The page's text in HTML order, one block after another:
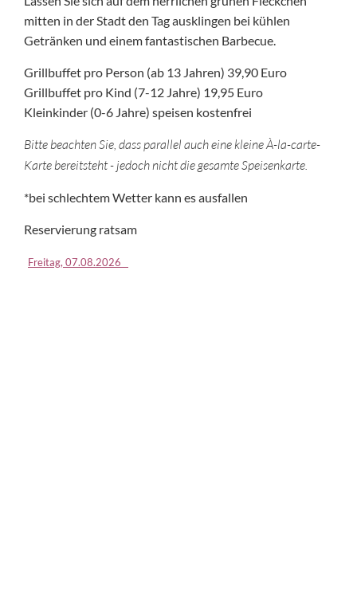
mitten in der Stadt den Tag ausklingen bei kühlen
Getränken und einem fantastischen Barbecue.
Grillbuffet pro Person (ab 13 Jahren) 39,90 Euro
Grillbuffet pro Kind (7-12 Jahre) 19,95 Euro
Kleinkinder (0-6 Jahre) speisen kostenfrei
Bitte beachten Sie, dass parallel auch eine kleine À-la-carte-
Karte bereitsteht - jedoch nicht die gesamte Speisenkarte.
*bei schlechtem Wetter kann es ausfallen
Reservierung ratsam
Freitag, 07.08.2026